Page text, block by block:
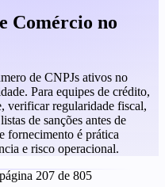
Comércio no
de CNPJs ativos no
Para equipes de crédito,
verificar regularidade fiscal,
de sanções antes de
fornecimento é prática
e risco operacional.
207 de 805